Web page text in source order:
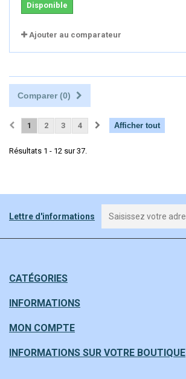
Disponible
Ajouter au comparateur
Comparer (0)
Afficher tout
1 2 3 4
Résultats 1 - 12 sur 37.
Lettre d'informations
CATÉGORIES
INFORMATIONS
MON COMPTE
INFORMATIONS SUR VOTRE BOUTIQUE